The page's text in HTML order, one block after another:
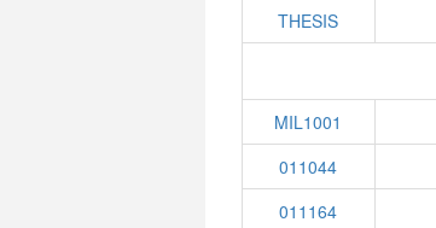
THESIS
MIL1001
011044
011164